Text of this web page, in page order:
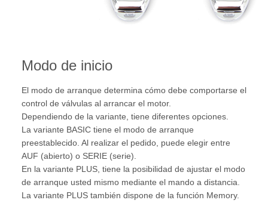
Modo de inicio
El modo de arranque determina cómo debe comportarse el
control de válvulas al arrancar el motor.
Dependiendo de la variante, tiene diferentes opciones.
La variante BASIC tiene el modo de arranque
preestablecido. Al realizar el pedido, puede elegir entre
AUF (abierto) o SERIE (serie).
En la variante PLUS, tiene la posibilidad de ajustar el modo
de arranque usted mismo mediante el mando a distancia.
La variante PLUS también dispone de la función Memory.